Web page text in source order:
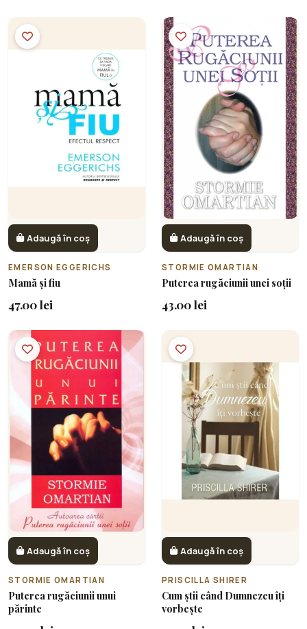
Adaugă în coș
EMERSON EGGERICHS
Mamă și fiu
47.00 lei
Adaugă în coș
STORMIE OMARTIAN
Puterea rugăciunii unei soții
43.00 lei
Adaugă în coș
STORMIE OMARTIAN
Puterea rugăciunii unui
părinte
Adaugă în coș
PRISCILLA SHIRER
Cum știi când Dumnezeu îți
vorbește